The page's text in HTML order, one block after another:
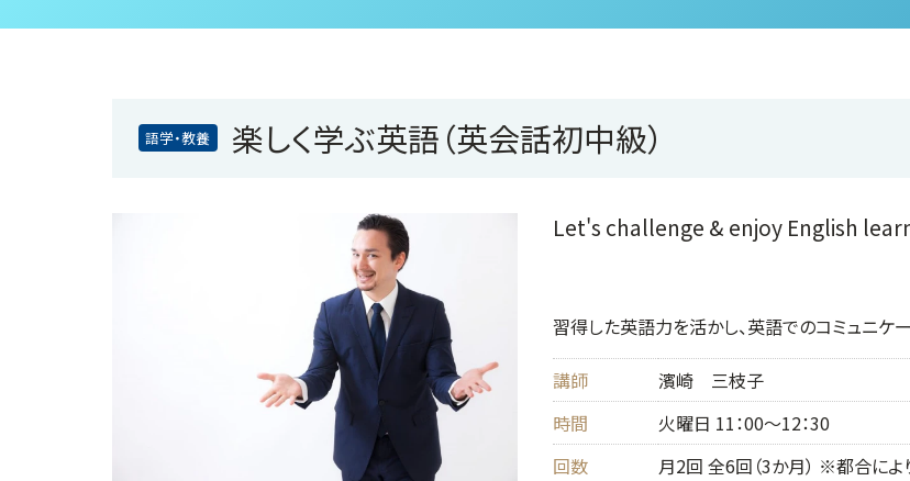
楽しく学ぶ英語（英会話初中級）
語学・教養
Let's challenge & enjoy English
習得した英語力を活かし、英語でのコミュニケー
講師
濱崎 三枝子
時間
火曜日 11：00～12：30
回数
月2回 全6回（3か月） ※都合によ